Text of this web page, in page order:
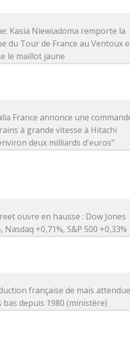
Kasia Niewiadoma remporte la
du Tour de France au Ventoux
le maillot jaune
France annonce une
à grande vitesse à Hitachi
deux milliards d'euros"
ouvre en hausse : Dow Jones
Nasdaq +0,71%, S&P 500 +0,33%
française de maïs
bas depuis 1980 (ministère)